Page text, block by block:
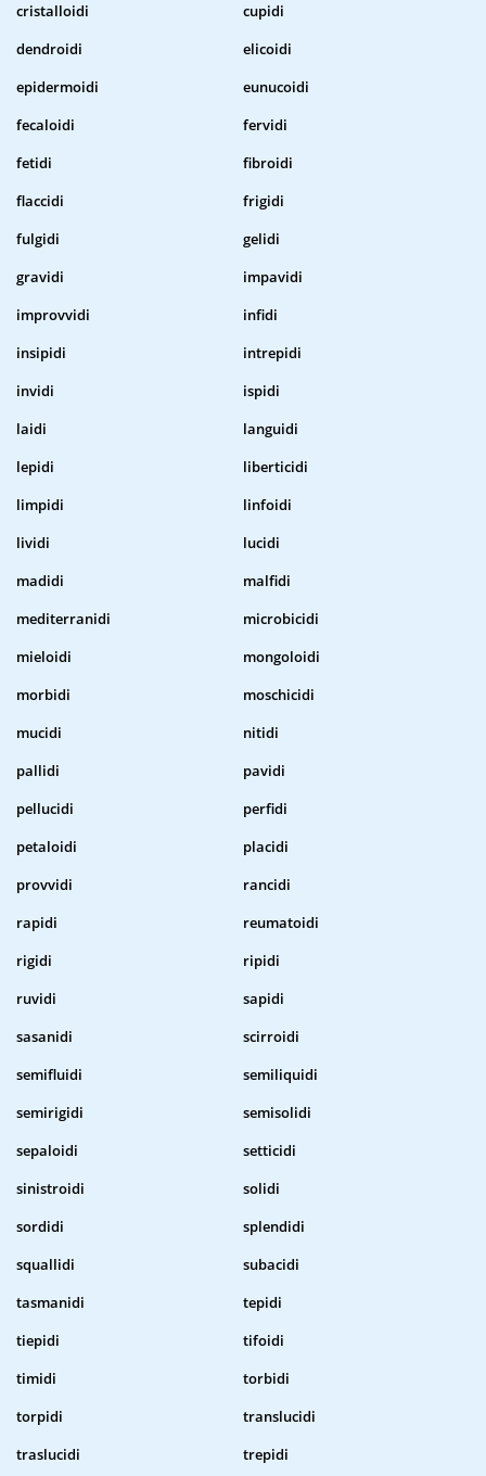
cristalloidi
cupidi
dendroidi
elicoidi
epidermoidi
eunucoidi
fecaloidi
fervidi
fetidi
fibroidi
flaccidi
frigidi
fulgidi
gelidi
gravidi
impavidi
improvvidi
infidi
insipidi
intrepidi
invidi
ispidi
laidi
languidi
lepidi
liberticidi
limpidi
linfoidi
lividi
lucidi
madidi
malfidi
mediterranidi
microbicidi
mieloidi
mongoloidi
morbidi
moschicidi
mucidi
nitidi
pallidi
pavidi
pellucidi
perfidi
petaloidi
placidi
provvidi
rancidi
rapidi
reumatoidi
rigidi
ripidi
ruvidi
sapidi
sasanidi
scirroidi
semifluidi
semiliquidi
semirigidi
semisolidi
sepaloidi
setticidi
sinistroidi
solidi
sordidi
splendidi
squallidi
subacidi
tasmanidi
tepidi
tiepidi
tifoidi
timidi
torbidi
torpidi
translucidi
traslucidi
trepidi